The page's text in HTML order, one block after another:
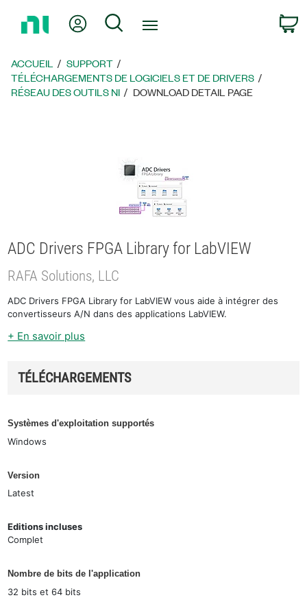
page
d’accueil
Mon compteRechercher
ACCUEIL
SUPPORT
TÉLÉCHARGEMENTS DE LOGICIELS ET DE DRIVERS
RÉSEAU DES OUTILS NI
DOWNLOAD DETAIL PAGE
ADC Drivers FPGA Library for LabVIEW
RAFA Solutions, LLC
ADC Drivers FPGA Library for LabVIEW vous aide à intégrer des
convertisseurs A/N dans des applications LabVIEW.
+ En savoir plus
TÉLÉCHARGEMENTS
Systèmes d'exploitation supportés
Windows
Version
Latest
Editions incluses
Complet
Nombre de bits de l'application
32 bits et 64 bits